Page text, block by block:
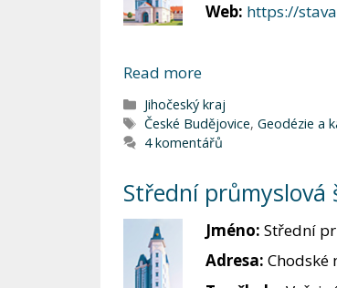
Web: https://
Read more
Rubriky
Jihočeský kraj
Štítky
České Budějovice, Geodézie a
4 komentářů
Střední průmyslová
Jméno: Střední
Adresa: Chodské